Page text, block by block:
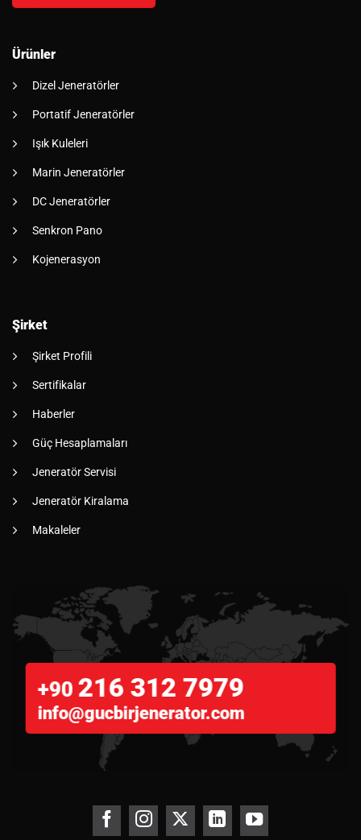
Ürünler
Dizel Jeneratörler
Portatif Jeneratörler
Işık Kuleleri
Marin Jeneratörler
DC Jeneratörler
Senkron Pano
Kojenerasyon
Şirket
Şirket Profili
Sertifikalar
Haberler
Güç Hesaplamaları
Jeneratör Servisi
Jeneratör Kiralama
Makaleler
+90 216 312 7979
info@gucbirjenerator.com